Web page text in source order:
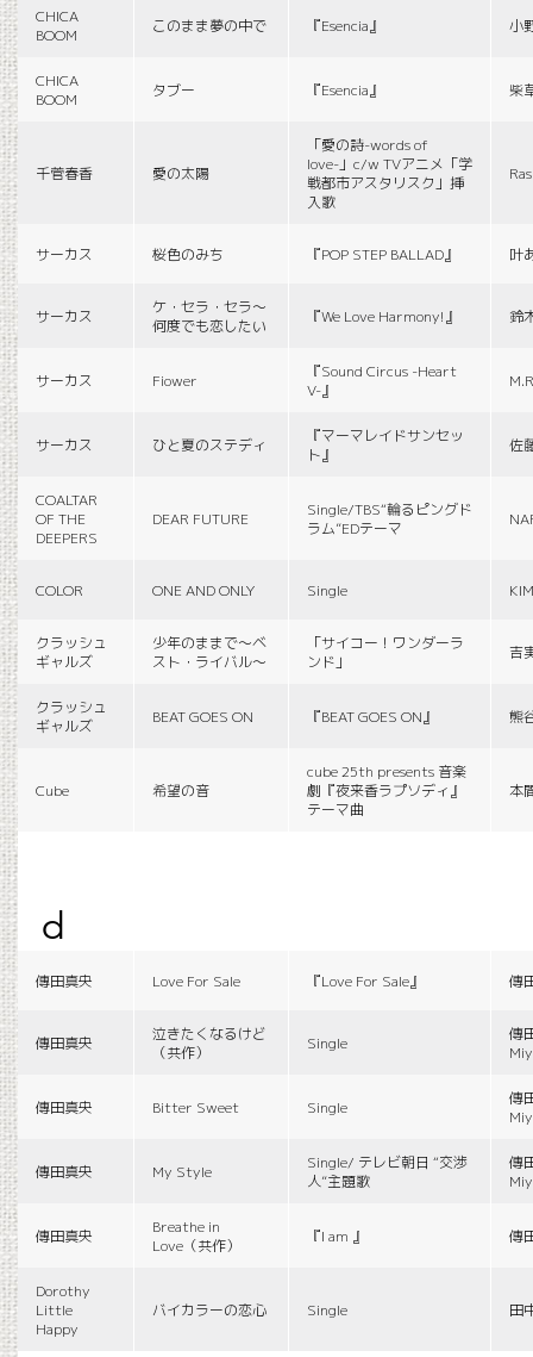
CHICA
BOOM
このまま夢の中で 『Esencia』 小
CHICA
BOOM
タブー 『Esencia』 柴
千菅春香 愛の太陽
「愛の詩-words of
love-」c/w TVアニメ「学
戦都市アスタリスク」挿
入歌
サーカス 桜色のみち 『POP STEP BALLAD』 叶
サーカス
ケ・セラ・セラ〜
何度でも恋したい
『We Love Harmony!』 鈴
サーカス Fiower
『Sound Circus -Heart
V-』
サーカス ひと夏のステディ
『マーマレイドサンセッ
ト』
佐
COALTAR
OF THE
DEEPERS
DEAR FUTURE
Single/TBS“輪るピングド
ラム”EDテーマ
COLOR ONE AND ONLY Single
クラッシュ
ギャルズ
少年のままで〜ベ
スト・ライバル〜
「サイコー！ワンダーラ
ンド」
吉
クラッシュ
ギャルズ
BEAT GOES ON 『BEAT GOES ON』 熊
Cube 希望の音
cube 25th presents 音楽
劇『夜来香ラプソディ』
テーマ曲
本
d
傳田真央 Love For Sale 『Love For Sale』 傳
傳田真央
泣きたくなるけど
（共作）
Single
傳
傳田真央 Bitter Sweet Single
傳
傳田真央 My Style
Single/ テレビ朝日 “交渉
人”主題歌
傳
傳田真央
Breathe in
Love（共作）
『I am 』 傳
Dorothy
Little
Happy
バイカラーの恋心 Single 田